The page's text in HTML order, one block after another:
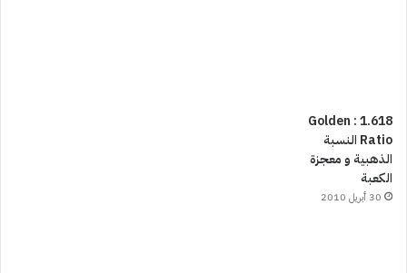
1.618 : Golden
Ratio النسبة
الذهبية و معجزة
الكعبة
30 أبريل 2010